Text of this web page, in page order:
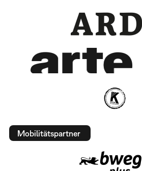
Mobilitätspartner